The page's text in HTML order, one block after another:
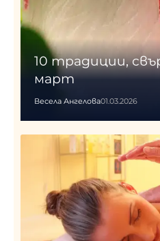
10 традиции,
март
Весела Ангелова01.03.2026